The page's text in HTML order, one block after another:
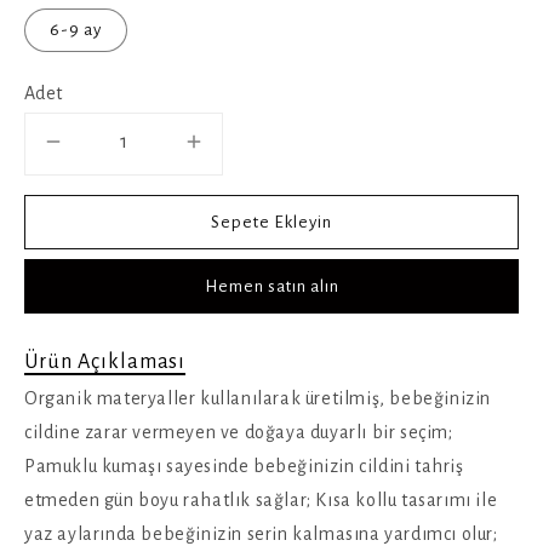
6-9 ay
Adet
Sepete Ekleyin
Hemen satın alın
Ürün Açıklaması
Organik materyaller kullanılarak üretilmiş, bebeğinizin
cildine zarar vermeyen ve doğaya duyarlı bir seçim;
Pamuklu kumaşı sayesinde bebeğinizin cildini tahriş
etmeden gün boyu rahatlık sağlar; Kısa kollu tasarımı ile
yaz aylarında bebeğinizin serin kalmasına yardımcı olur;